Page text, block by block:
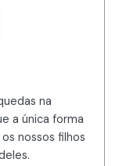
na
a única forma
nossos filhos